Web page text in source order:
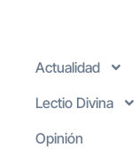
Actualidad
Lectio Divina
Opinión